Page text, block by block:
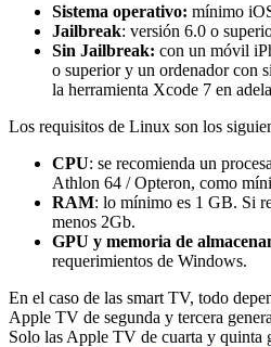
Sistema operativo: mínimo
Jailbreak: versión 6.0 o
Sin Jailbreak: con un móvil
o superior y un ordenador con
la herramienta Xcode 7 en
Los requisitos de Linux son los
CPU: se recomienda un
Athlon 64 / Opteron, como
RAM: lo mínimo es 1 GB. Si
menos 2Gb.
GPU y memoria de
requerimientos de Windows.
En el caso de las smart TV, todo
Apple TV de segunda y tercera
Solo las Apple TV de cuarta y quinta